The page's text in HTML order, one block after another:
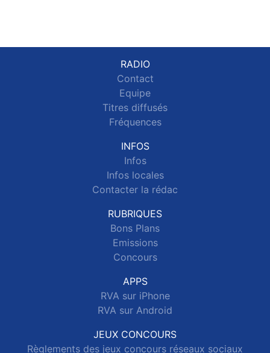
RADIO
Contact
Equipe
Titres diffusés
Fréquences
INFOS
Infos
Infos locales
Contacter la rédac
RUBRIQUES
Bons Plans
Emissions
Concours
APPS
RVA sur iPhone
RVA sur Android
JEUX CONCOURS
Règlements des jeux concours réseaux sociaux